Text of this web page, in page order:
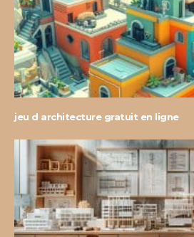
jeu d architecture gratuit en ligne